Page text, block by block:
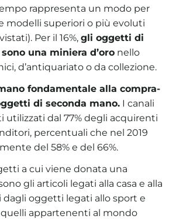
rappresenta un modo per
modelli superiori o più evoluti
Per il 16%,gli oggetti di
una miniera d’oro nello
d’antiquariato o da collezione.
fondamentale alla compra-
di seconda mano. I canali
utilizzati dal 77% degli acquirenti
percentuali che nel 2019
del 58% e del 66%.
a cui viene donata una
gli articoli legati alla casa e alla
dagli oggetti legati allo sport e
appartenenti al mondo